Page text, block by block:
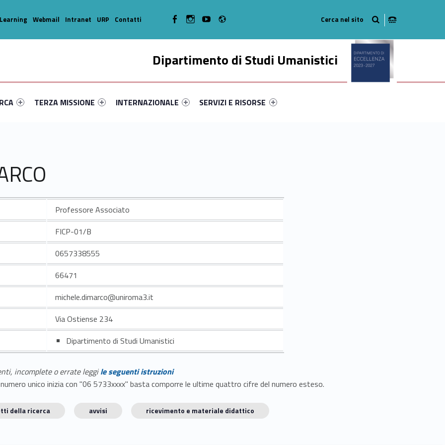
Dipartimento di Studi Umanistici
primary-94288-14
#link-menu-primary-41876-35
Link identifier #link-menu-primary-58025-45
TERZA MISSIONE
Link identifier #link-menu-primary-71372-49
INTERNAZIONALE
Link identifier #link-menu-primary-8882-56
SERVIZI E RISORSE
Webmail Intranet URP Contatti WebMan on FacebookWebMan on Instagram
WebMan on Youtube
Professore Associato
FICP-01/B
0657338555
66471
michele.dimarco@uniroma3.it
Via Ostiense 234
Dipartimento di Studi Umanistici
incomplete o errate leggile seguenti istruzioni
unico inizia con "06 5733xxxx" basta comporre le ultime quattro cifre del numero esteso.
della ricerca avvisi ricevimento e materiale didattico